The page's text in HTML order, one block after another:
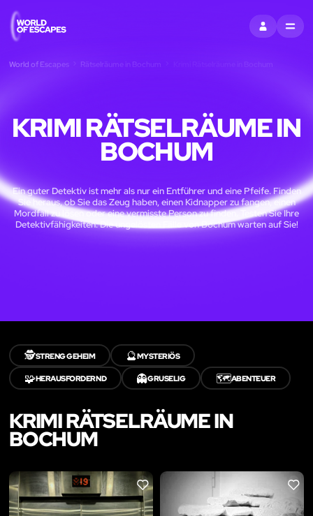
EINTRAGEN
MENU
World of Escapes Rätselräume in Bochum Krimi Rätselräume in Bochum
KRIMI RÄTSELRÄUME IN
BOCHUM
Ein guter Detektiv ist mehr als nur ein Entführer und eine Pfeife. Finden
Sie heraus, ob Sie das Zeug haben, einen Kidnapper zu fangen, einen
Mordfall zu lösen oder eine vermisste Person zu finden. Testen Sie Ihre
Detektivfähigkeiten: Die ungelösten Fälle von Bochum warten auf Sie!
🕵️STRENG GEHEIM 🔮MYSTERIÖS
🧩HERAUSFORDERND 👻GRUSELIG 🗺️ABENTEUER
KRIMI RÄTSELRÄUME IN
BOCHUM
LIKE LIKE